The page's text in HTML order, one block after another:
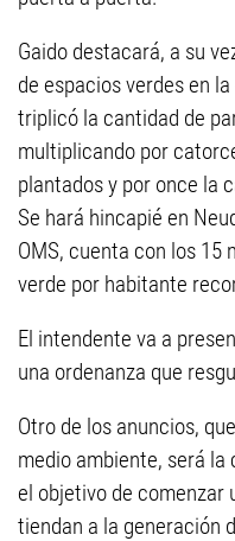
Gaido destacará, a su
de espacios verdes en
triplicó la cantidad de
multiplicando por
plantados y por once la
Se hará hincapié en
OMS, cuenta con los 15
verde por habitante
El intendente va a
una ordenanza que
Otro de los anuncios,
medio ambiente, será la
el objetivo de comenzar
tiendan a la generación